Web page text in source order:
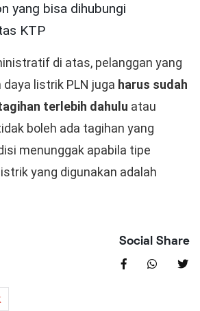
yang bisa dihubungi
KTP
di atas, pelanggan yang
listrik PLN juga harus sudah
terlebih dahulu atau
boleh ada tagihan yang
menunggak apabila tipe
yang digunakan adalah
Social Share